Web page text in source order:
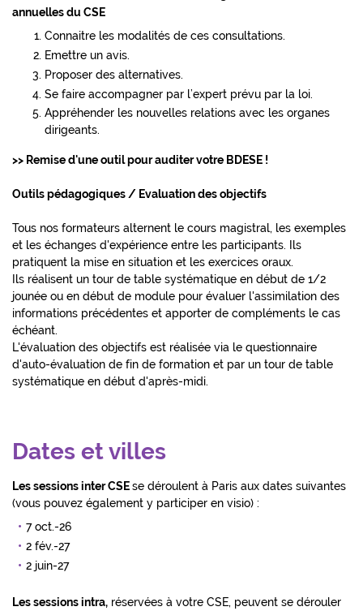
annuelles du CSE
Connaitre les modalités de ces consultations.
Emettre un avis.
Proposer des alternatives.
Se faire accompagner par l’expert prévu par la loi.
Appréhender les nouvelles relations avec les organes
dirigeants.
>> Remise d'une outil pour auditer votre BDESE !
Outils pédagogiques / Evaluation des objectifs
Tous nos formateurs alternent le cours magistral, les exemples
et les échanges d'expérience entre les participants. Ils
pratiquent la mise en situation et les exercices oraux.
Ils réalisent un tour de table systématique en début de 1/2
jounée ou en début de module pour évaluer l'assimilation des
informations précédentes et apporter de compléments le cas
échéant.
L'évaluation des objectifs est réalisée via le questionnaire
d'auto-évaluation de fin de formation et par un tour de table
systématique en début d'après-midi.
Dates et villes
Les sessions inter CSEse déroulent à Paris aux dates suivantes
(vous pouvez également y participer en visio) :
7 oct.-26
2 fév.-27
2 juin-27
Les sessions intra, réservées à votre CSE, peuvent se dérouler